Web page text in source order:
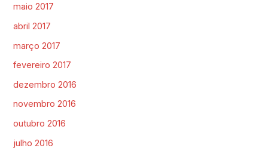
maio 2017
abril 2017
março 2017
fevereiro 2017
dezembro 2016
novembro 2016
outubro 2016
julho 2016